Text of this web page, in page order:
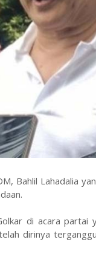
Bahlil Lahadalia
di acara partai
dirinya